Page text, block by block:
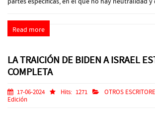
Read more
LA TRAICIÓN DE BIDEN A ISRAEL
COMPLETA
17-06-2024 Hits: 1271 OTROS
Edición